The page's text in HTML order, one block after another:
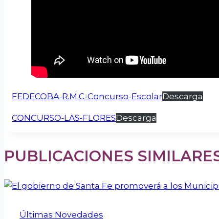
FEDECOBA-R.M.C-Concurso-EscolarDescarga
CONCURSO-LAS-FLORESDescarga
PUBLICACIONES
Últimas Novedades